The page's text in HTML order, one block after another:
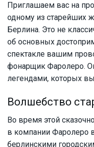
Приглашаем вас на
одному из старейших
Берлина. Это не
об основных
спектакле вашим
фонарщик Фаролеро.
легендами, которых
Волшебство
Во время этой
в компании Фаролеро
берлинскими